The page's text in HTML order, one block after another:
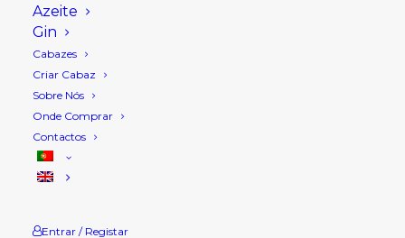
Azeite
Gin
Cabazes
Criar Cabaz
Sobre Nós
Onde Comprar
Contactos
Entrar / Registar